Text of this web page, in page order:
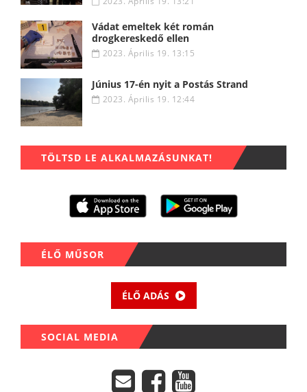
Vádat emeltek két román
drogkereskedő ellen
2023. Április 19. 13:15
Június 17-én nyit a Postás Strand
2023. Április 19. 12:44
TÖLTSD LE ALKALMAZÁSUNKAT!
ÉLŐ MŰSOR
ÉLŐ ADÁS
SOCIAL MEDIA